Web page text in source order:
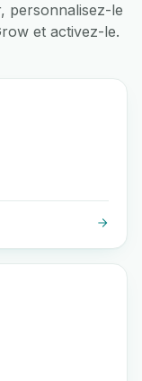
personnalisez-le
et activez-le.